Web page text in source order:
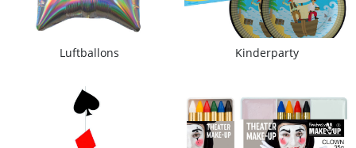
Luftballons Kinderparty